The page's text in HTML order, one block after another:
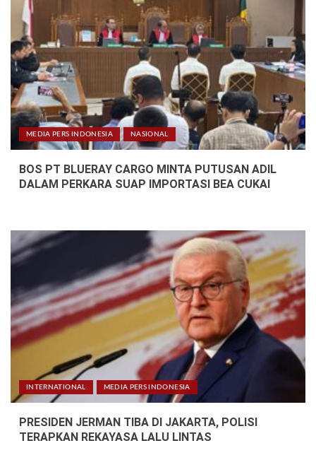
MEDIA PERS INDONESIA NASIONAL
BOS PT BLUERAY CARGO MINTA PUTUSAN ADIL
DALAM PERKARA SUAP IMPORTASI BEA CUKAI
INTERNATIONAL MEDIA PERS INDONESIA
PRESIDEN JERMAN TIBA DI JAKARTA, POLISI
TERAPKAN REKAYASA LALU LINTAS